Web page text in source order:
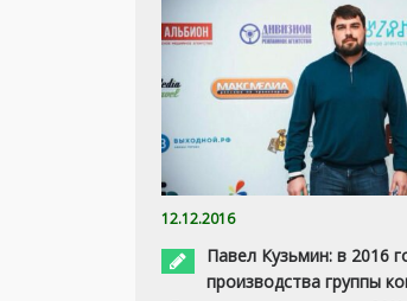
12.12.2016
Павел Кузьмин: в 2016
производства группы